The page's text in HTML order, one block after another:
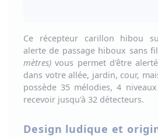
Ce récepteur carillon hibou
alerte de passage hiboux sans
mètres) vous permet d'être
dans votre allée, jardin, cour,
possède35 mélodies, 4
recevoir jusqu'à 32 détecteurs.
Design ludique et